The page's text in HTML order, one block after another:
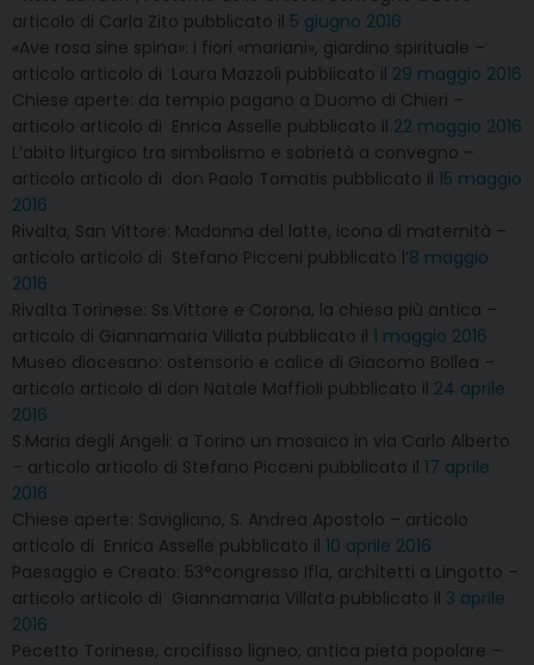
articolo di Carla Zito pubblicato il 5 giugno 2016
«Ave rosa sine spina»: i fiori «mariani», giardino spirituale –
articolo articolo di Laura Mazzoli pubblicato il 29 maggio 2016
Chiese aperte: da tempio pagano a Duomo di Chieri –
articolo articolo di Enrica Asselle pubblicato il 22 maggio 2016
L’abito liturgico tra simbolismo e sobrietà a convegno –
articolo articolo di don Paolo Tomatis pubblicato il 15 maggio
2016
Rivalta, San Vittore: Madonna del latte, icona di maternità –
articolo articolo di Stefano Picceni pubblicato l’8 maggio
2016
Rivalta Torinese: Ss.Vittore e Corona, la chiesa più antica –
articolo di Giannamaria Villata pubblicato il 1 maggio 2016
Museo diocesano: ostensorio e calice di Giacomo Bollea –
articolo articolo di don Natale Maffioli pubblicato il 24 aprile
2016
S.Maria degli Angeli: a Torino un mosaico in via Carlo Alberto
– articolo articolo di Stefano Picceni pubblicato il 17 aprile
2016
Chiese aperte: Savigliano, S. Andrea Apostolo – articolo
articolo di Enrica Asselle pubblicato il 10 aprile 2016
Paesaggio e Creato: 53°congresso Ifla, architetti a Lingotto –
articolo articolo di Giannamaria Villata pubblicato il 3 aprile
2016
Pecetto Torinese, crocifisso ligneo, antica pietà popolare –